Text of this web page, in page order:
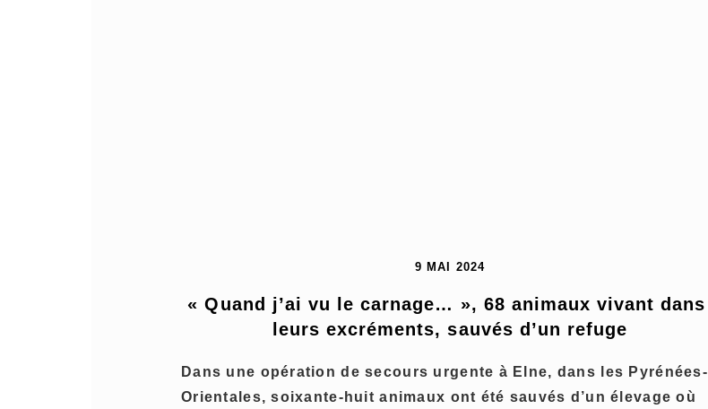
9 MAI 2024
« Quand j’ai vu le carnage… », 68 animaux vivant dans
leurs excréments, sauvés d’un refuge
Dans une opération de secours urgente à Elne, dans les Pyrénées-
Orientales, soixante-huit animaux ont été sauvés d’un élevage où